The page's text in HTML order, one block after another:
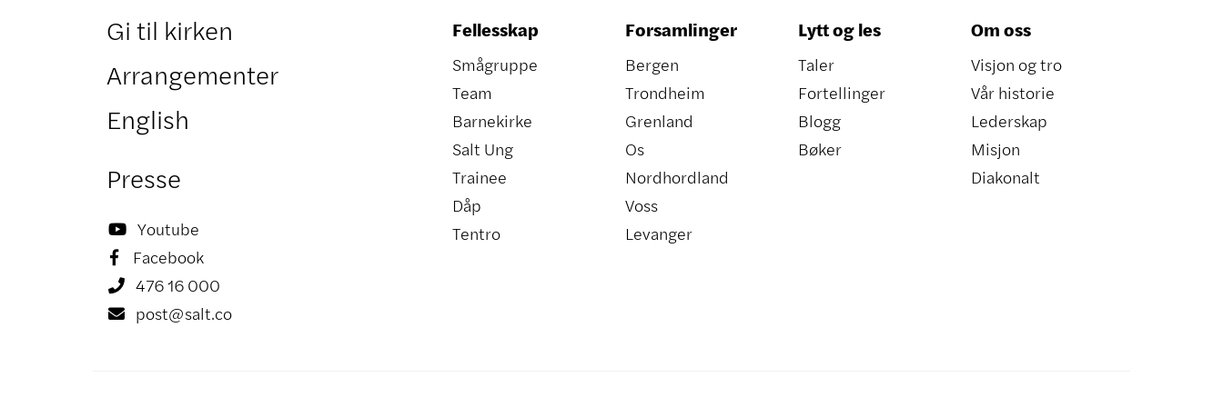
Gi til kirken
Arrangementer
English
Presse
 Youtube
 Facebook
 476 16 000
 post@salt.co
Fellesskap
Smågruppe
Team
Barnekirke
Salt Ung
Trainee
Dåp
Tentro
Forsamlinger
Bergen
Trondheim
Grenland
Os
Nordhordland
Voss
Levanger
Lytt og les
Taler
Fortellinger
Blogg
Bøker
Om oss
Visjon og tro
Vår historie
Lederskap
Misjon
Diakonalt